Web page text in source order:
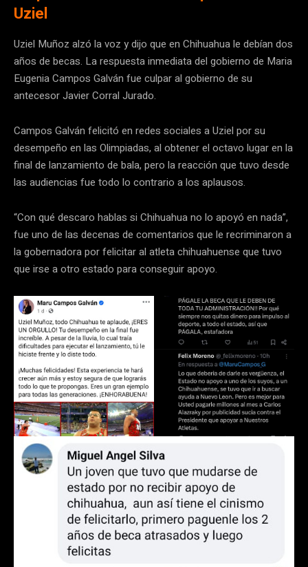
Uziel
Uziel Muñoz alzó la voz y dijo que en Chihuahua le debían dos
años de becas. La respuesta inmediata del gobierno de Maria
Eugenia Campos Galván fue culpar al gobierno de su
antecesor Javier Corral Jurado.
Campos Galván felicitó en redes sociales a Uziel por su
desempeño en las Olimpiadas, al obtener el octavo lugar en la
final de lanzamiento de bala, pero la reacción que tuvo desde
las audiencias fue todo lo contrario a los aplausos.
“Con qué descaro hablas si Chihuahua no lo apoyó en nada”,
fue uno de las decenas de comentarios que le recriminaron a
la gobernadora por felicitar al atleta chihuahuense que tuvo
que irse a otro estado para conseguir apoyo.